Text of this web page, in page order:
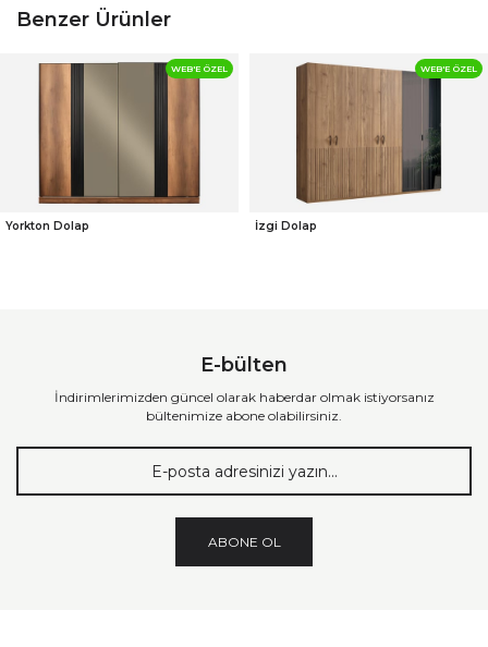
Benzer Ürünler
Yorkton Dolap
WEB'E ÖZEL
İzgi Dolap
WEB'E ÖZEL
E-bülten
İndirimlerimizden güncel olarak haberdar olmak istiyorsanız
bültenimize abone olabilirsiniz.
ABONE OL